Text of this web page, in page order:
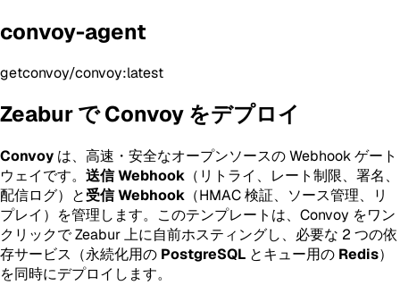
convoy-agent
getconvoy/convoy:latest
Zeabur で Convoy をデプロイ
Convoy は、高速・安全なオープンソースの Webhook ゲート
ウェイです。 送信 Webhook （リトライ、レート制限、署名、
配信ログ）と受信 Webhook （HMAC 検証、ソース管理、リ
プレイ）を管理します。このテンプレートは、Convoy をワン
クリックで Zeabur 上に自前ホスティングし、必要な 2 つの依
存サービス（永続化用の PostgreSQL とキュー用の Redis）
を同時にデプロイします。